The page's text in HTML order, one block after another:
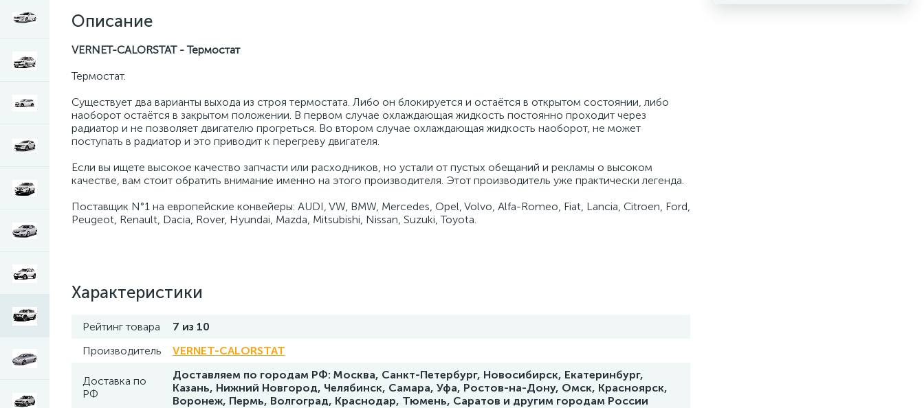
Описание
VERNET-CALORSTAT - Термостат
Термостат.
Существует два варианты выхода из строя термостата. Либо он блокируется и остаётся в открытом состоянии, либо
наоборот остаётся в закрытом положении. В первом случае охлаждающая жидкость постоянно проходит через
радиатор и не позволяет двигателю прогреться. Во втором случае охлаждающая жидкость наоборот, не может
поступать в радиатор и это приводит к перегреву двигателя.
Если вы ищете высокое качество запчасти или расходников, но устали от пустых обещаний и рекламы о высоком
качестве, вам стоит обратить внимание именно на этого производителя. Этот производитель уже практически легенда.
Поставщик N°1 на европейские конвейеры: AUDI, VW, BMW, Mercedes, Opel, Volvo, Alfa-Romeo, Fiat, Lancia, Citroеn, Ford,
Peugeot, Renault, Dacia, Rover, Hyundai, Mazda, Mitsubishi, Nissan, Suzuki, Toyota.
Характеристики
Рейтинг товара
7 из 10
Производитель
VERNET-CALORSTAT
Доставка по
РФ
Доставляем по городам РФ: Москва, Санкт-Петербург, Новосибирск, Екатеринбург,
Казань, Нижний Новгород, Челябинск, Самара, Уфа, Ростов-на-Дону, Омск, Красноярск,
Воронеж, Пермь, Волгоград, Краснодар, Тюмень, Саратов и другим городам России